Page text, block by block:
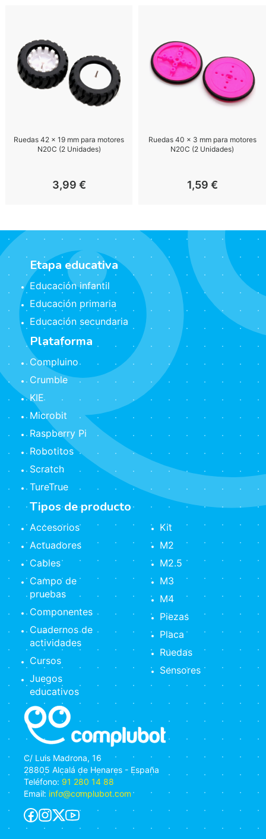
Ruedas 42 x 19 mm para motores
N20C (2 Unidades)
3,99 €
Ruedas 40 x 3 mm para motores
N20C (2 Unidades)
1,59 €
C/ Luis Madrona, 16
28805 Alcalá de Henares - España
Teléfono: 91 280 14 88
Email: info@complubot.com
Etapa educativa
Educación infantil
Educación primaria
Educación secundaria
Plataforma
Compluino
Crumble
KIE
Microbit
Raspberry Pi
Robotitos
Scratch
TureTrue
Tipos de producto
Accesorios
Actuadores
Cables
Campo de
pruebas
Componentes
Cuadernos de
actividades
Cursos
Juegos
educativos
Kit
M2
M2.5
M3
M4
Piezas
Placa
Ruedas
Sensores